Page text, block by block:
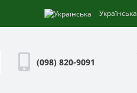
Українська
(098) 820-9091